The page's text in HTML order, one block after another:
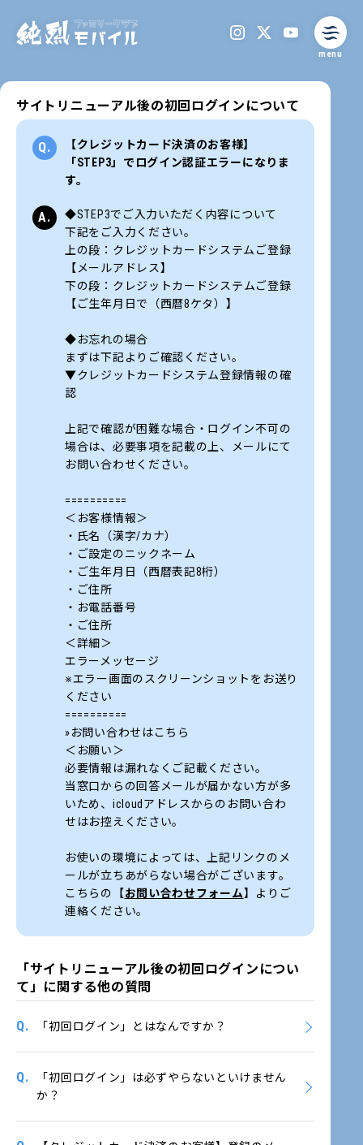
menu
サイトリニューアル後の初回ログインについて
【クレジットカード決済のお客様】
「STEP3」でログイン認証エラーになりま
す。
◆STEP3でご入力いただく内容について
下記をご入力ください。
上の段：クレジットカードシステムご登録
【メールアドレス】
下の段： クレジットカードシステムご登録
【ご生年月日で（西暦8ケタ） 】
◆お忘れの場合
まずは下記よりご確認ください。
▼クレジットカードシステム登録情報の確
認
上記で確認が困難な場合・ログイン不可の
場合は、必要事項を記載の上、メールにて
お問い合わせください。
==========
＜お客様情報＞
・氏名（漢字/カナ）
・ご設定のニックネーム
・ご生年月日（西暦表記8桁）
・ご住所
・お電話番号
・ご住所
＜詳細＞
エラーメッセージ
※エラー画面のスクリーンショットをお送り
ください
==========
»お問い合わせはこちら
＜お願い＞
必要情報は漏れなくご記載ください。
当窓口からの回答メールが届かない方が多
いため、icloudアドレスからのお問い合わ
せはお控えください。
お使いの環境によっては、上記リンクのメ
ールが立ちあがらない場合がございます。
こちらの【お問い合わせフォーム】よりご
連絡ください。
「サイトリニューアル後の初回ログインについ
て」に関する他の質問
Q. 「初回ログイン」とはなんですか？
Q.
「初回ログイン」は必ずやらないといけません
か？